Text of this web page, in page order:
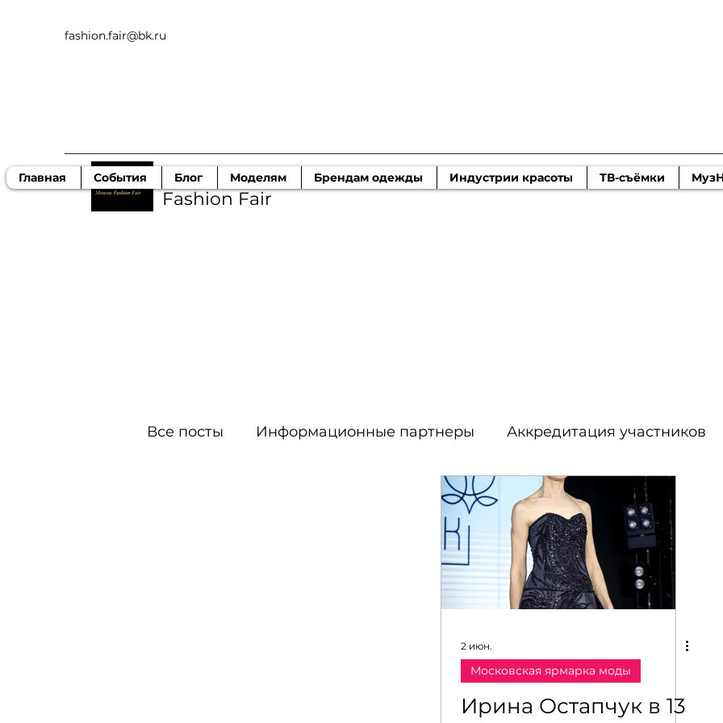
fashion.fair@bk.ru
Московская ярмарка моды Moscow
Fashion Fair
Главная События Блог Моделям Брендам одежды Индустрии красоты ТВ-съёмки
Все посты Информационные партнеры Аккредитация участников
Московская ярмарка моды
Музыкальный фестиваль - МузНьюз Бьюти-базар — пространство
2 июн.
Московская ярмарка моды
Ирина Остапчук в 13